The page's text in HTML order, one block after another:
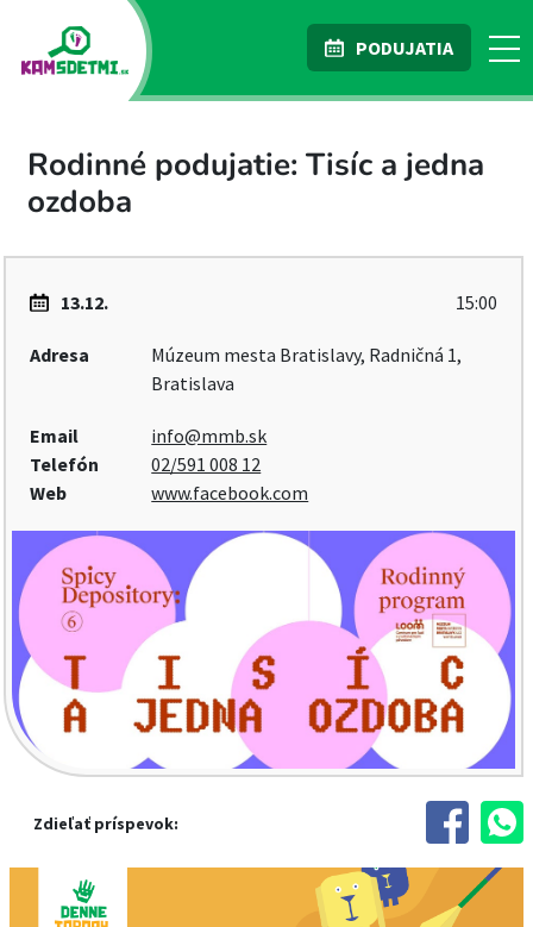
PODUJATIA
Rodinné podujatie: Tisíc a jedna
ozdoba
13.12. 15:00
Adresa
Múzeum mesta Bratislavy, Radničná 1,
Bratislava
Email
info@mmb.sk
Telefón
02/591 008 12
Web
www.facebook.com
Zdieľať príspevok: